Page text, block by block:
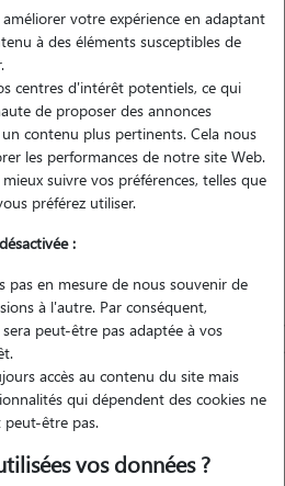
est sans engagement
votre expérience en adaptant
à des éléments susceptibles de
centres d'intérêt potentiels, ce qui
de proposer des annonces
contenu plus pertinents. Cela nous
les performances de notre site Web.
suivre vos préférences, telles que
préférez utiliser.
:
pas en mesure de nous souvenir de
à l'autre. Par conséquent,
peut-être pas adaptée à vos
accès au contenu du site mais
qui dépendent des cookies ne
être pas.
vos données ?